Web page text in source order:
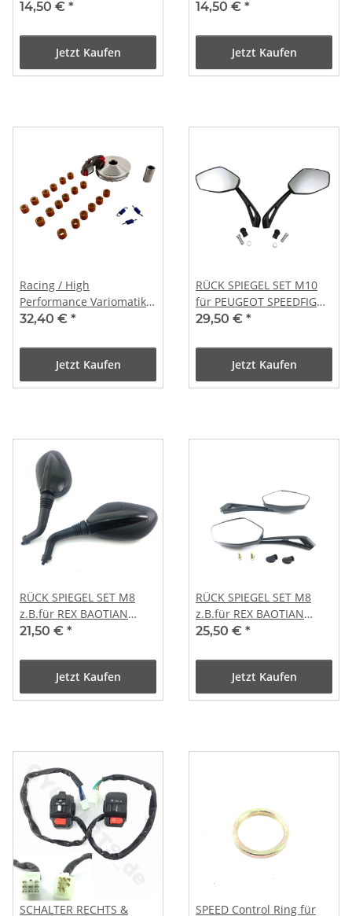
14,50 € *
Jetzt Kaufen
14,50 € *
Jetzt Kaufen
Racing / High
Performance Variomatik-
Kupplungs Kit (50cc)
32,40 € *
Jetzt Kaufen
RÜCK SPIEGEL SET M10
für PEUGEOT SPEEDFIGHT
GENERIC REX BAOTIAN
29,50 € *
Jetzt Kaufen
RÜCK SPIEGEL SET M8
z.B.für REX BAOTIAN
YIYING FLEX TECH etc.
21,50 € *
Jetzt Kaufen
RÜCK SPIEGEL SET M8
z.B.für REX BAOTIAN
YIYING FLEX TECH etc.
25,50 € *
Jetzt Kaufen
SCHALTER RECHTS &
SPEED Control Ring für